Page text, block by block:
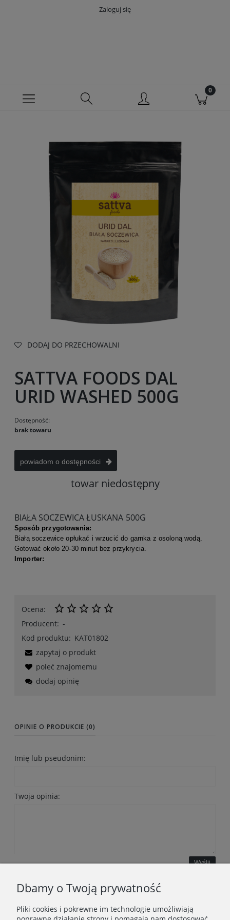
Zaloguj się
DODAJ DO PRZECHOWALNI
SATTVA FOODS DAL
URID WASHED 500G
Dostępność:
brak towaru
powiadom o dostępności
towar niedostępny
BIAŁA SOCZEWICA ŁUSKANA 500G
Sposób przygotowania:
Białą soczewice opłukać i wrzucić do garnka z osoloną wodą.
Gotować około 20-30 minut bez przykrycia.
Importer:
Ocena:
Producent: -
Kod produktu: KAT01802
zapytaj o produkt
poleć znajomemu
dodaj opinię
OPINIE O PRODUKCIE (0)
Imię lub pseudonim:
Twoja opinia:
Wyślij
WAŻNE INFORMACJE
Dbamy o Twoją prywatność
Pliki cookies i pokrewne im technologie umożliwiają